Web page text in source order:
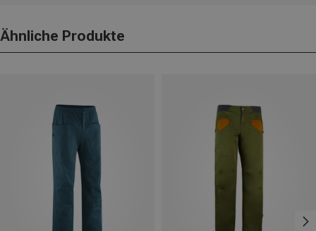
Ähnliche Produkte